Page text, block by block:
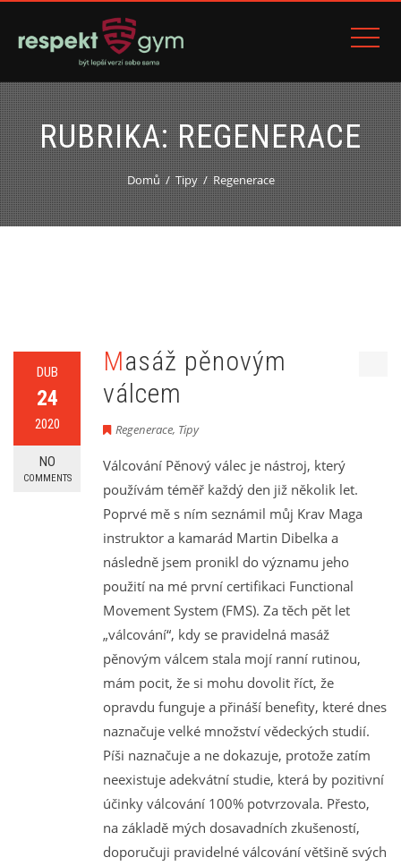
RUBRIKA:REGENERACE
Domů Tipy Regenerace
DUB
24
2020
NO
COMMENTS
Masáž pěnovým
válcem
Regenerace, Tipy
Válcování Pěnový válec je nástroj, který
používám téměř každý den již několik let.
Poprvé mě s ním seznámil můj Krav Maga
instruktor a kamarád Martin Dibelka a
následně jsem pronikl do významu jeho
použití na mé první certifikaci Functional
Movement System (FMS). Za těch pět let
„válcování“, kdy se pravidelná masáž
pěnovým válcem stala mojí ranní rutinou,
mám pocit, že si mohu dovolit říct, že
opravdu funguje a přináší benefity, které dnes
naznačuje velké množství vědeckých studií.
Píši naznačuje a ne dokazuje, protože zatím
neexistuje adekvátní studie, která by pozitivní
účinky válcování 100% potvrzovala. Přesto,
na základě mých dosavadních zkušeností,
doporučuji pravidelné válcování většině svých